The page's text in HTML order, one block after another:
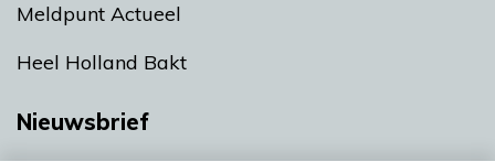
Meldpunt Actueel
Heel Holland Bakt
Nieuwsbrief